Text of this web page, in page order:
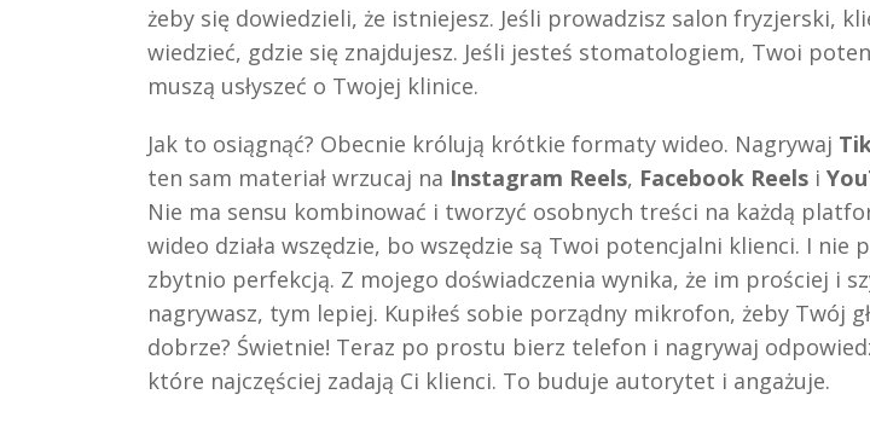
żeby się dowiedzieli, że istniejesz. Jeśli prowadzisz salon fryzjerski,
wiedzieć, gdzie się znajdujesz. Jeśli jesteś stomatologiem, Twoi
muszą usłyszeć o Twojej klinice.
Jak to osiągnąć? Obecnie królują krótkie formaty wideo. Nagrywaj
ten sam materiał wrzucaj na Instagram Reels, Facebook Reels i
Nie ma sensu kombinować i tworzyć osobnych treści na każdą
wideo działa wszędzie, bo wszędzie są Twoi potencjalni klienci. I nie
zbytnio perfekcją. Z mojego doświadczenia wynika, że im prościej i
nagrywasz, tym lepiej. Kupiłeś sobie porządny mikrofon, żeby Twój
dobrze? Świetnie! Teraz po prostu bierz telefon i nagrywaj
które najczęściej zadają Ci klienci. To buduje autorytet i angażuje.